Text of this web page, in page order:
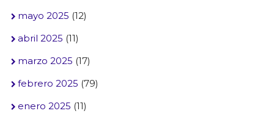
mayo 2025 (12)
abril 2025 (11)
marzo 2025 (17)
febrero 2025 (79)
enero 2025 (11)